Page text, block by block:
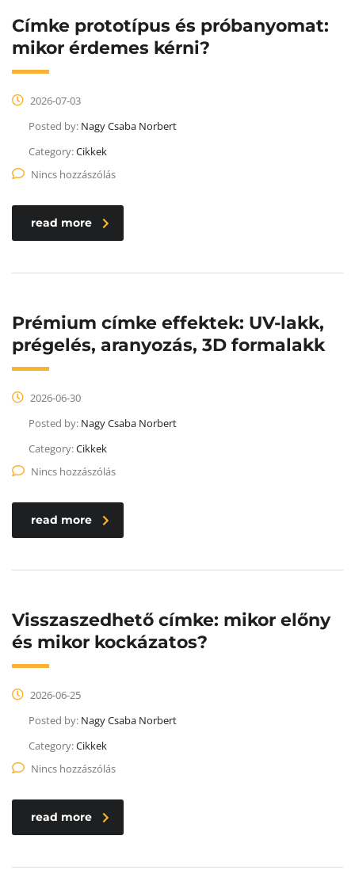
Címke prototípus és próbanyomat:
mikor érdemes kérni?
2026-07-03
Posted by: Nagy Csaba Norbert
Category:Cikkek
Nincs hozzászólás
read more
Prémium címke effektek: UV-lakk,
prégelés, aranyozás, 3D formalakk
2026-06-30
Posted by: Nagy Csaba Norbert
Category:Cikkek
Nincs hozzászólás
read more
Visszaszedhető címke: mikor előny
és mikor kockázatos?
2026-06-25
Posted by: Nagy Csaba Norbert
Category:Cikkek
Nincs hozzászólás
read more